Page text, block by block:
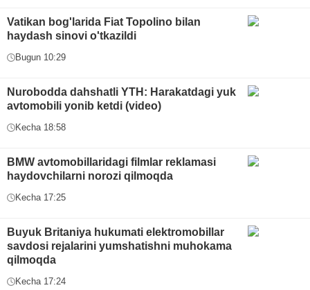
Vatikan bog'larida Fiat Topolino bilan
haydash sinovi o'tkazildi
Bugun 10:29
Nurobodda dahshatli YTH: Harakatdagi yuk
avtomobili yonib ketdi (video)
Kecha 18:58
BMW avtomobillaridagi filmlar reklamasi
haydovchilarni norozi qilmoqda
Kecha 17:25
Buyuk Britaniya hukumati elektromobillar
savdosi rejalarini yumshatishni muhokama
qilmoqda
Kecha 17:24